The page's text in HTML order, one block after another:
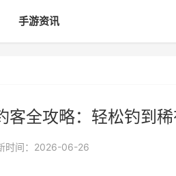
手游资讯
客全攻略：轻松钓到
时间：2026-06-26